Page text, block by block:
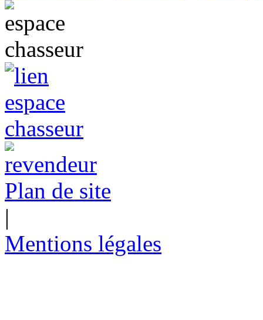
Plan de site
|
Mentions légales